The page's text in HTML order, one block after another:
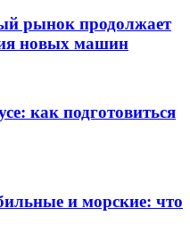
рынок продолжает
новых машин
как подготовиться
и морские: что